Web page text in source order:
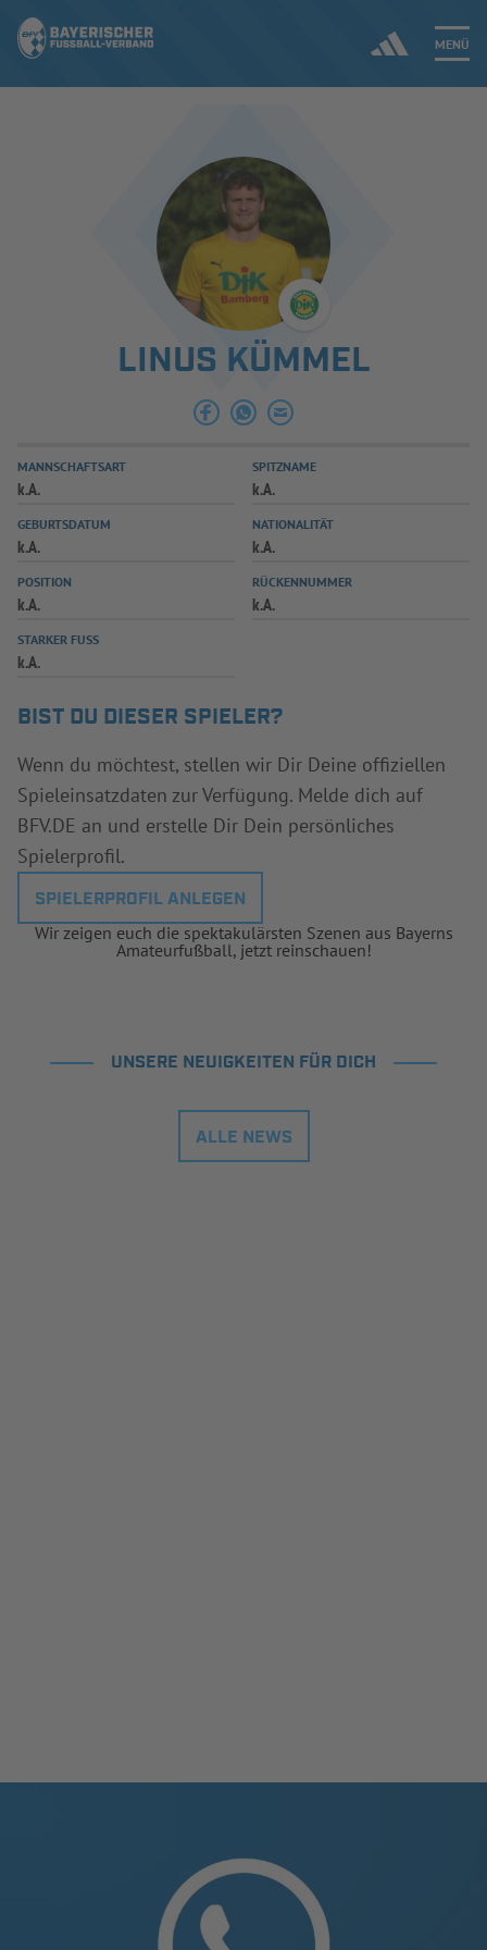
MENÜ
ERGEBNISSE & WETTBEWERBE
SPIELBETRIEB & VERBANDSLEBEN
AUSBILDUNG & FÖRDERUNG
SPIELPLUS
LINUS KÜMMEL
MANNSCHAFTSART
k.A.
SPITZNAME
k.A.
GEBURTSDATUM
k.A.
NATIONALITÄT
k.A.
POSITION
k.A.
RÜCKENNUMMER
k.A.
STARKER FUSS
k.A.
BIST DU DIESER SPIELER?
Wenn du möchtest, stellen wir Dir Deine offiziellen
Spieleinsatzdaten zur Verfügung. Melde dich auf
BFV.DE an und erstelle Dir Dein persönliches
Spielerprofil.
SPIELERPROFIL ANLEGEN
Wir zeigen euch die spektakulärsten Szenen aus Bayerns
Amateurfußball, jetzt reinschauen!
UNSERE NEUIGKEITEN FÜR DICH
ALLE NEWS